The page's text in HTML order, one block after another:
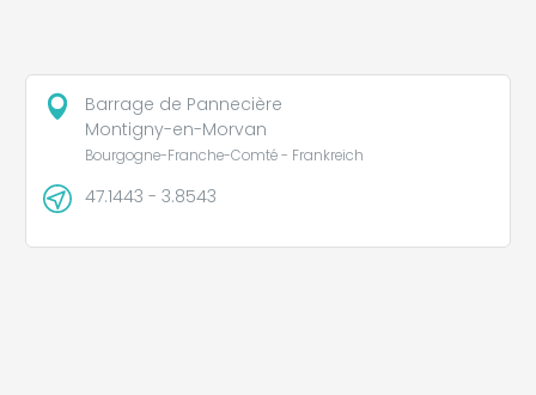
Barrage de Pannecière
Montigny-en-Morvan
Bourgogne-Franche-Comté - Frankreich
47.1443 - 3.8543